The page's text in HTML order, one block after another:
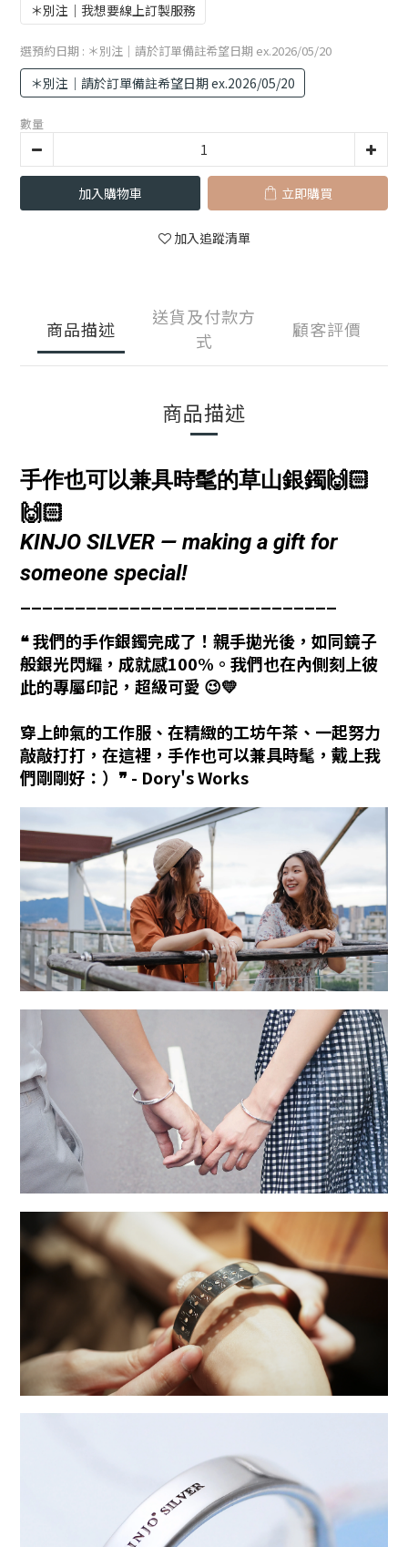
＊別注｜我想要線上訂製服務
選預約日期 : ＊別注｜請於訂單備註希望日期 ex.2026/05/20
＊別注｜請於訂單備註希望日期 ex.2026/05/20
數量
加入購物車 立即購買
加入追蹤清單
商品描述
送貨及付款方
式
顧客評價
商品描述
手作也可以兼具時髦的草山銀鐲🙌🏻
🙌🏻
KINJO SILVER — making a gift for
someone special!
❝ 我們的手作銀鐲完成了！親手拋光後，如同鏡子
般銀光閃耀，成就感100%。我們也在內側刻上彼
此的專屬印記，超級可愛 😉💛
穿上帥氣的工作服、在精緻的工坊午茶、一起努力
敲敲打打，在這裡，手作也可以兼具時髦，戴上我
們剛剛好：）❞ - Dory's Works